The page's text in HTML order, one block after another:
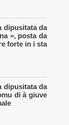
dipusitata da
», posta da
forte in i sta
dipusitata da
di à giuve